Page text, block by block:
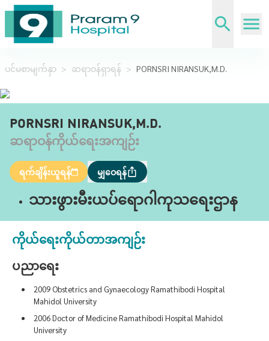
ပင်မစာမျက်နှာ > ဆရာဝန်ရှာရန် > PORNSRI NIRANSUK,M.D.
PORNSRI NIRANSUK,M.D.
ဆရာဝန်ကိုယ်ရေးအကျဉ်း
ရက်ချိန်းယူရန် မျှဝေရန်
သားဖွားမီးယပ်ရောဂါကုသရေးဌာန
ကိုယ်ရေးကိုယ်တာအကျဉ်း
ပညာရေး
2009 Obstetrics and Gynaecology Ramathibodi Hospital
Mahidol University
2006 Doctor of Medicine Ramathibodi Hospital Mahidol
University